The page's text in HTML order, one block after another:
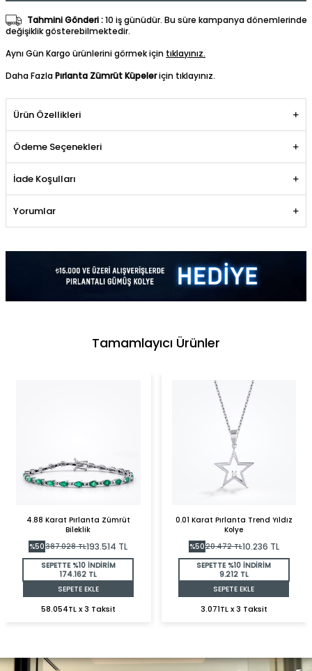
Tahmini Gönderi :10 iş günüdür. Bu süre kampanya dönemlerinde
değişiklik gösterebilmektedir.
Aynı Gün Kargo ürünlerini görmek için tıklayınız.
Daha FazlaPırlanta Zümrüt Küpeleriçin tıklayınız.
Ürün Özellikleri
Ödeme Seçenekleri
İade Koşulları
Yorumlar
Tamamlayıcı Ürünler
4.88 Karat Pırlanta Zümrüt
Bileklik
%50387.028TL193.514 TL
SEPETTE %10 İNDİRİM
174.162 TL
SEPETE EKLE
58.054TL x 3 Taksit
0.01 Karat Pırlanta Trend Yıldız
Kolye
%5020.472TL10.236 TL
SEPETTE %10 İNDİRİM
9.212 TL
SEPETE EKLE
3.071TL x 3 Taksit